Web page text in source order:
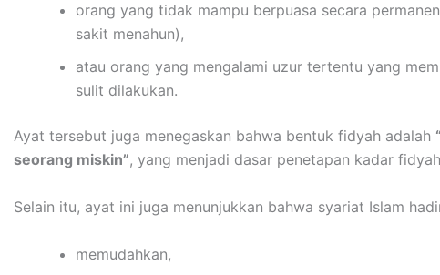
orang yang tidak mampu berpuasa secara
sakit menahun),
atau orang yang mengalami uzur tertentu yang
sulit dilakukan.
Ayat tersebut juga menegaskan bahwa bentuk fidyah adalah
seorang miskin”, yang menjadi dasar penetapan kadar
Selain itu, ayat ini juga menunjukkan bahwa syariat Islam
memudahkan,